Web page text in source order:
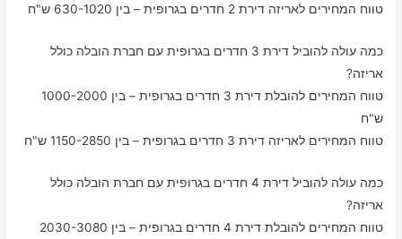
טווח המחירים לאריזה דירת 2 חדרים בגרופית – בין 630-1020 ש"ח
כמה עולה להוביל דירת 3 חדרים בגרופית עם חברת הובלה כולל
אריזה?
טווח המחירים להובלת דירת 3 חדרים בגרופית – בין 1000-2000
ש"ח
טווח המחירים לאריזה דירת 3 חדרים בגרופית – בין 1150-2850 ש"ח
כמה עולה להוביל דירת 4 חדרים בגרופית עם חברת הובלה כולל
אריזה?
טווח המחירים להובלת דירת 4 חדרים בגרופית – בין 2030-3080